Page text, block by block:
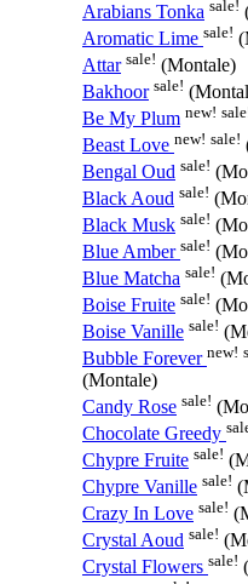
Arabians Tonka sale!
Aromatic Lime sale!
Attar sale! (Montale)
Bakhoor sale!
Be My Plum new!
Beast Love new! sale!
Bengal Oud sale!
Black Aoud sale!
Black Musk sale!
Blue Amber sale!
Blue Matcha sale!
Boise Fruite sale!
Boise Vanille sale!
Bubble Forever new!
(Montale)
Candy Rose sale!
Chocolate Greedy
Chypre Fruite sale!
Chypre Vanille sale!
Crazy In Love sale!
Crystal Aoud sale!
Crystal Flowers sale!